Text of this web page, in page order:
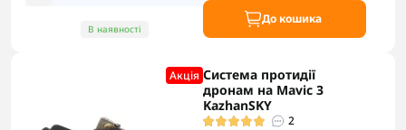
В наявності
До кошика
Акцiя Система протидії
дронам на Mavic 3
KazhanSKY
2